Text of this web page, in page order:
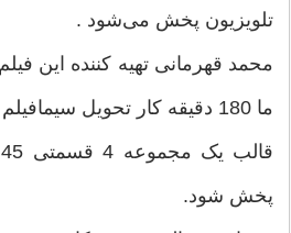
تلویزیون پخش می‌شود .
محمد قهرمانی تهیه کننده این
ما 180 دقیقه کار تحویل
پخش شود.